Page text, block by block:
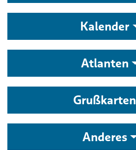
Kalender
Atlanten
Grußkarten
Anderes